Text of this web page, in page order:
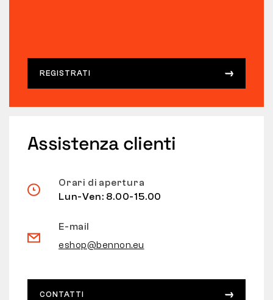
REGISTRATI
Assistenza clienti
Orari di apertura
Lun-Ven: 8.00-15.00
E-mail
eshop@bennon.eu
CONTATTI